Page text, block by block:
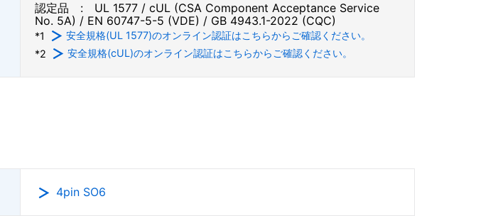
認定品 : UL 1577 / cUL (CSA Component Acceptance Service
No. 5A) / EN 60747-5-5 (VDE) / GB 4943.1-2022 (CQC)
*1
安全規格(UL 1577)のオンライン認証はこちらからご確認ください。
*2
安全規格(cUL)のオンライン認証はこちらからご確認ください。
4pin SO6